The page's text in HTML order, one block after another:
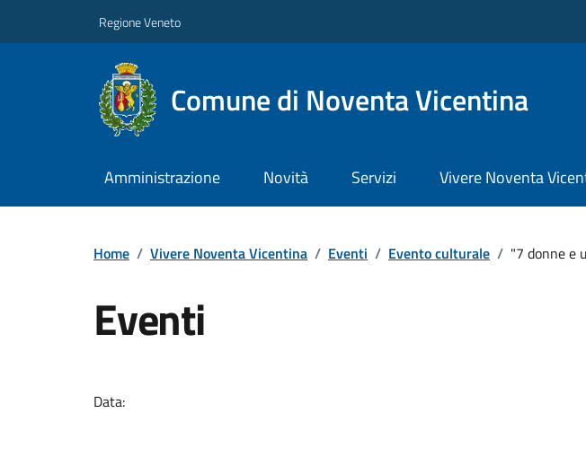
Regione Veneto
Comune di Noventa Vicentina
Amministrazione Novità Servizi Vivere Noventa
Home / Vivere Noventa Vicentina / Eventi / Evento culturale / "7 donne e
Eventi
Data: